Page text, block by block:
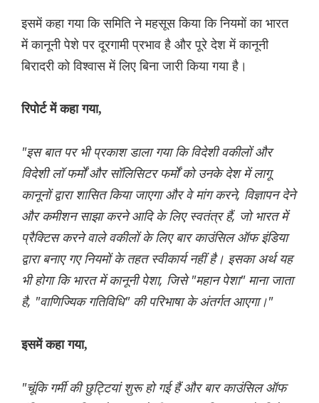
इसमें कहा गया कि समिति ने महसूस किया कि नियमों का भारत
में कानूनी पेशे पर दूरगामी प्रभाव है और पूरे देश में कानूनी
बिरादरी को विश्वास में लिए बिना जारी किया गया है।
रिपोर्ट में कहा गया,
"इस बात पर भी प्रकाश डाला गया कि विदेशी वकीलों और
विदेशी लॉ फर्मों और सॉलिसिटर फर्मों को उनके देश में लागू
कानूनों द्वारा शासित किया जाएगा और वे मांग करने, विज्ञापन देने
और कमीशन साझा करने आदि के लिए स्वतंत्र हैं, जो भारत में
प्रैक्टिस करने वाले वकीलों के लिए बार काउंसिल ऑफ इंडिया
द्वारा बनाए गए नियमों के तहत स्वीकार्य नहीं है। इसका अर्थ यह
भी होगा कि भारत में कानूनी पेशा, जिसे "महान पेशा" माना जाता
है, "वाणिज्यिक गतिविधि" की परिभाषा के अंतर्गत आएगा।"
इसमें कहा गया,
"चूंकि गर्मी की छुट्टियां शुरू हो गई हैं और बार काउंसिल ऑफ